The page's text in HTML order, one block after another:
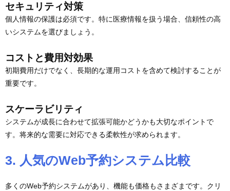
セキュリティ対策
個人情報の保護は必須です。特に医療情報を扱う場合、信頼性の高
いシステムを選びましょう。
コストと費用対効果
初期費用だけでなく、長期的な運用コストを含めて検討することが
重要です。
スケーラビリティ
システムが成長に合わせて拡張可能かどうかも大切なポイントで
す。将来的な需要に対応できる柔軟性が求められます。
3. 人気のWeb予約システム比較
多くのWeb予約システムがあり、機能も価格もさまざまです。クリ